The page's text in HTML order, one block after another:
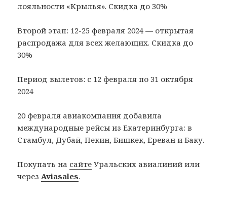
лояльности «Крылья». Скидка до 30%
Второй этап: 12-25 февраля 2024 — открытая
распродажа для всех желающих. Скидка до
30%
Период вылетов: с 12 февраля по 31 октября
2024
20 февраля авиакомпания добавила
международные рейсы из Екатеринбурга: в
Стамбул, Дубай, Пекин, Бишкек, Ереван и Баку.
Покупать на сайте Уральских авиалиний или
через Aviasales.